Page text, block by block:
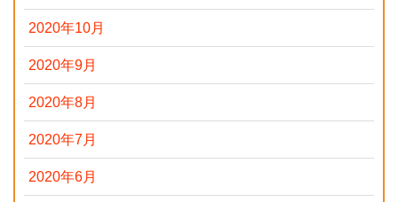
2020年10月
2020年9月
2020年8月
2020年7月
2020年6月